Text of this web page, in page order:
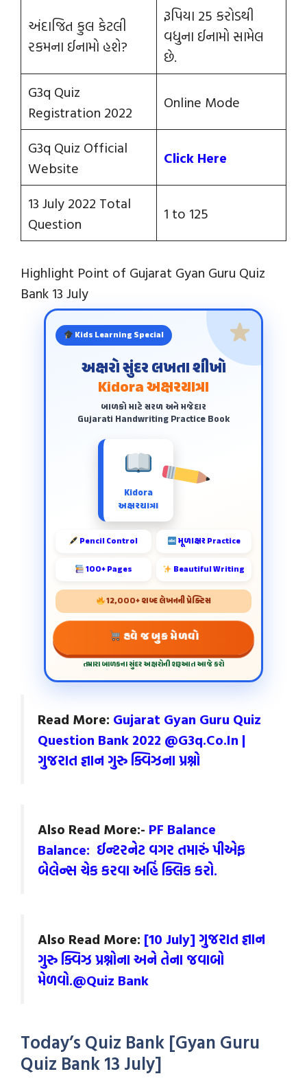
અંદાજિત કુલ કેટલી
રકમના ઈનામો હશે?
રૂપિયા 25 કરોડથી
વધુના ઈનામો સામેલ
છે.
G3q Quiz
Registration 2022
Online Mode
G3q Quiz Official
Website
Click Here
13 July 2022 Total
Question
1 to 125
Highlight Point of Gujarat Gyan Guru Quiz
Bank 13 July
Kids Learning Special
અક્ષરો સુંદર લખતા શીખો
Kidora અક્ષરયાત્રા
બાળકો માટે સરળ અને મજેદાર
Gujarati Handwriting Practice Book
Kidora
અક્ષરયાત્રા
Pencil Control મૂળાક્ષર Practice
100+ Pages Beautiful Writing
12,000+ શબ્દ લેખનની પ્રેક્ટિસ
હવે જ બુક મેળવો
તમારા બાળકના સુંદર અક્ષરોની શરૂઆત આજે કરો
Read More: Gujarat Gyan Guru Quiz
Question Bank 2022 @G3q.Co.In |
ગુજરાત જ્ઞાન ગુરુ ક્વિઝના પ્રશ્નો
Also Read More:- PF Balance
Balance: ઈન્‍ટરનેટ વગર તમારું પીએફ
બેલેન્‍સ ચેક કરવા અહિં ક્લિક કરો.
Also Read More: [10 July] ગુજરાત જ્ઞાન
ગુરુ ક્વિઝ પ્રશ્નોના અને તેના જવાબો
મેળવો.@Quiz Bank
Today’s Quiz Bank [Gyan Guru
Quiz Bank 13 July]